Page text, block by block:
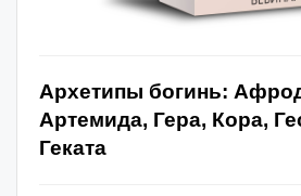
Архетипы богинь:
Артемида, Гера, Кора,
Геката